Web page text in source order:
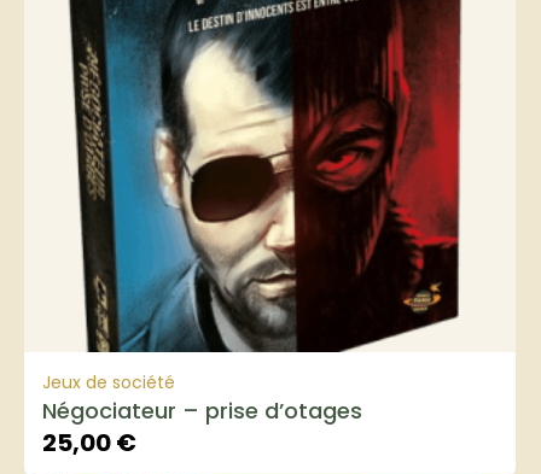
Jeux de société
Négociateur – prise d’otages
25,00€